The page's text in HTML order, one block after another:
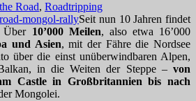
Road, Roadtripping
Seit nun 10 Jahren findet
10’000 Meilen, also etwa 16’000
und Asien, mit der Fähre die Nordsee
über die einst unüberwindbaren Alpen,
in die Weiten der Steppe – von
Castle in Großbritannien bis nach
Mongolei.